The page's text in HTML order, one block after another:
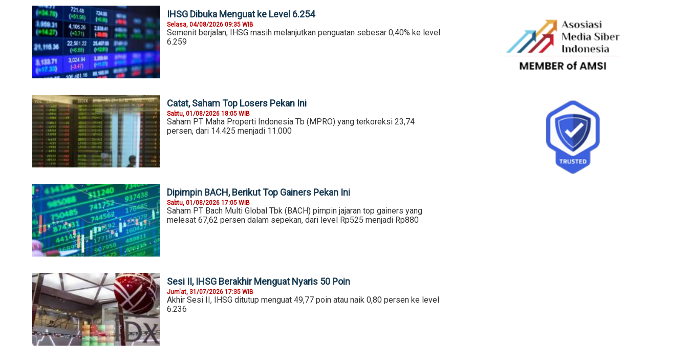
IHSG Dibuka Menguat ke Level 6.254
Selasa, 04/08/2026 09:35 WIB
Semenit berjalan, IHSG masih melanjutkan penguatan sebesar 0,40% ke level
6.259
Catat, Saham Top Losers Pekan Ini
Sabtu, 01/08/2026 18:05 WIB
Saham PT Maha Properti Indonesia Tb (MPRO) yang terkoreksi 23,74
persen, dari 14.425 menjadi 11.000
Dipimpin BACH, Berikut Top Gainers Pekan Ini
Sabtu, 01/08/2026 17:05 WIB
Saham PT Bach Multi Global Tbk (BACH) pimpin jajaran top gainers yang
melesat 67,62 persen dalam sepekan, dari level Rp525 menjadi Rp880
Sesi II, IHSG Berakhir Menguat Nyaris 50 Poin
Jum'at, 31/07/2026 17:35 WIB
Akhir Sesi II, IHSG ditutup menguat 49,77 poin atau naik 0,80 persen ke level
6.236